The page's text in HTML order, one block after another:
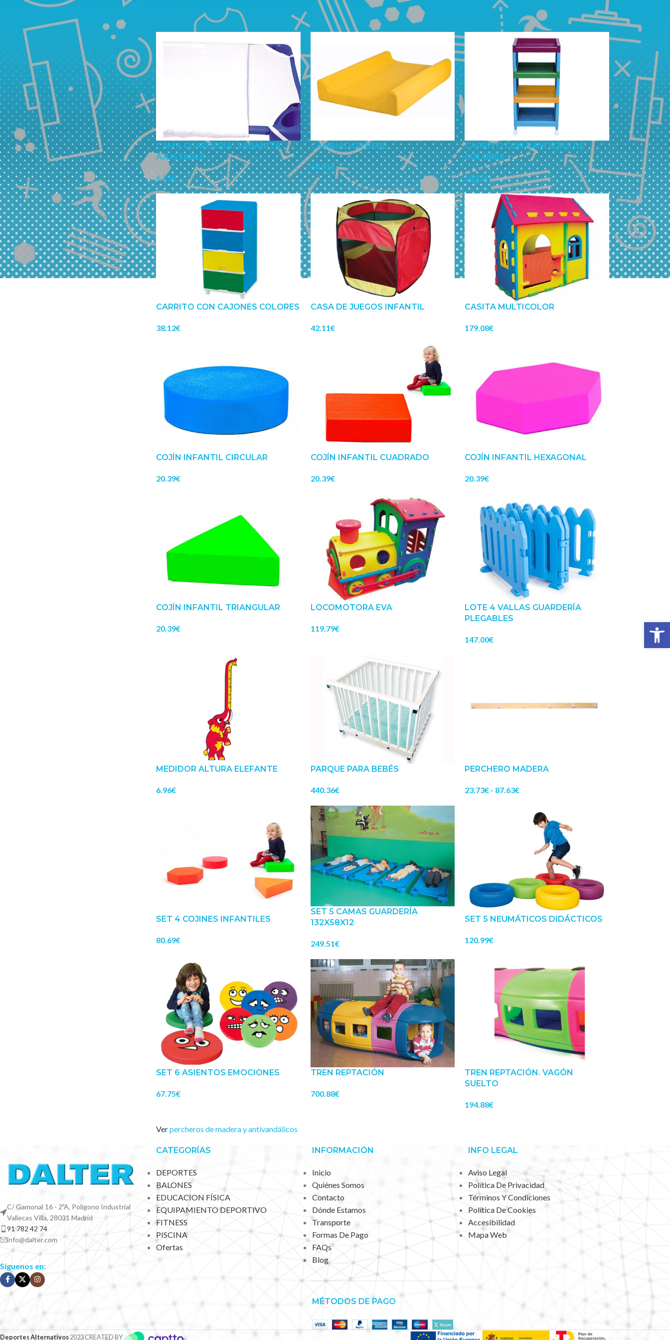
FILTRAR
24
CAMA GUARDERÍA. SABANITA
AJUSTABLE
6.75€
CAMBIADOR BEBÉ
64.91€
CARRITO CON BANDEJAS DE
COLORES
18.15€
CARRITO CON CAJONES COLORES
38.12€
CASA DE JUEGOS INFANTIL
42.11€
CASITA MULTICOLOR
179.08€
COJÍN INFANTIL CIRCULAR
20.39€
COJÍN INFANTIL CUADRADO
20.39€
COJÍN INFANTIL HEXAGONAL
20.39€
COJÍN INFANTIL TRIANGULAR
20.39€
LOCOMOTORA EVA
119.79€
LOTE 4 VALLAS GUARDERÍA
PLEGABLES
147.00€
MEDIDOR ALTURA ELEFANTE
6.96€
PARQUE PARA BEBÉS
440.36€
PERCHERO MADERA
23.73€ - 87.63€
SET 4 COJINES INFANTILES
80.69€
SET 5 CAMAS GUARDERÍA
132X58X12
249.51€
SET 5 NEUMÁTICOS DIDÁCTICOS
120.99€
SET 6 ASIENTOS EMOCIONES
67.75€
TREN REPTACIÓN
700.88€
TREN REPTACIÓN. VAGÓN
SUELTO
194.88€
Verpercheros de madera y antivandálicos
C/ Gamonal 16 - 2ºA, Polígono Industrial
Vallecas Villa, 28031 Madrid
91 782 42 74
info@dalter.com
Síguenos en:
CATEGORÍAS
DEPORTES
BALONES
EDUCACION FÍSICA
EQUIPAMIENTO DEPORTIVO
FITNESS
PISCINA
Ofertas
INFORMACIÓN
Inicio
Quiénes Somos
Contacto
Dónde Estamos
Transporte
Formas De Pago
FAQs
Blog
MÉTODOS DE PAGO
INFO LEGAL
Aviso Legal
Política De Privacidad
Términos Y Condiciones
Política De Cookies
Accesibilidad
Mapa Web
Deportes Alternativos2023 CREATED BY .
Abrir